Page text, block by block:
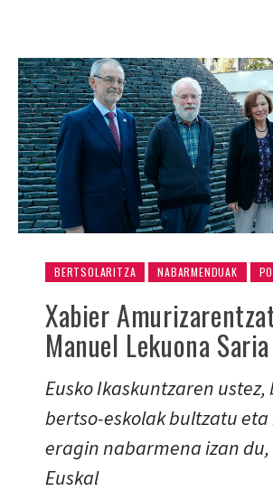
BERTSOLARITZA NABARMENDUAK
Xabier
Manuel Lekuona Saria
Eusko Ikaskuntzaren
bertso-eskolak bultzatu
eragin nabarmena izan
Euskal